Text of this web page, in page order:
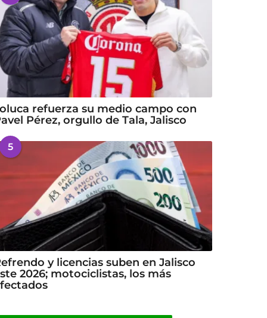
refuerza su medio campo con
Pérez, orgullo de Tala, Jalisco
5
y licencias suben en Jalisco
2026; motociclistas, los más